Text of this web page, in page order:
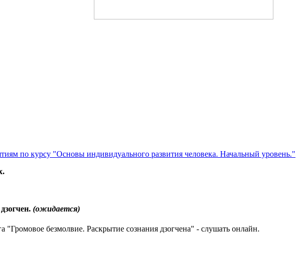
по курсу "Основы индивидуального развития человека. Начальный уровень."
(ожидается)
безмолвие. Раскрытие сознания дзогчена" - слушать онлайн.